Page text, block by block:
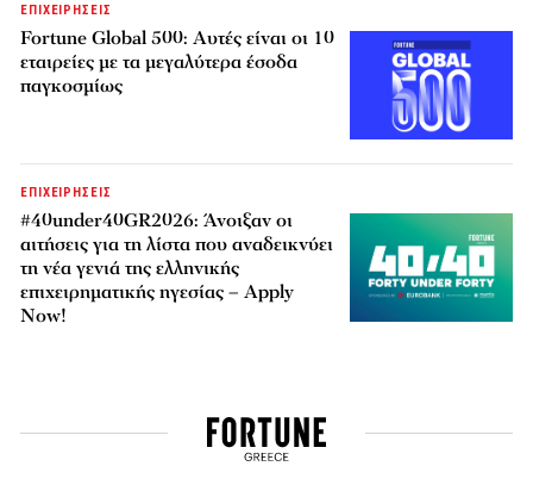
ΕΠΙΧΕΙΡΗΣΕΙΣ
Fortune Global 500: Αυτές είναι οι 10
εταιρείες με τα μεγαλύτερα έσοδα
παγκοσμίως
ΕΠΙΧΕΙΡΗΣΕΙΣ
#40under40GR2026: Άνοιξαν οι
αιτήσεις για τη λίστα που αναδεικνύει
τη νέα γενιά της ελληνικής
επιχειρηματικής ηγεσίας – Apply
Now!